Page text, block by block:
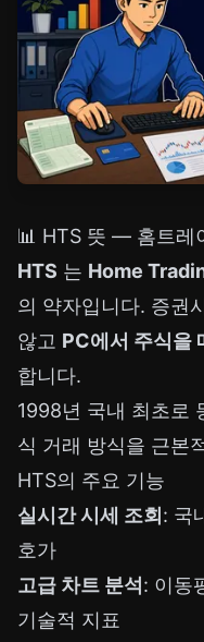
📊 HTS 뜻 — 홈트레
HTS 는 Home
의 약자입니다. 증권
않고 PC에서 주식을
합니다.
1998년 국내 최초로
식 거래 방식을 근본
HTS의 주요 기능
실시간 시세 조회 : 국
호가
고급 차트 분석 : 이동
기술적 지표